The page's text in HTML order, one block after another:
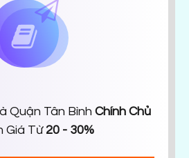
Quận Tân Bình Chính Chủ
Giá Từ 20 - 30%